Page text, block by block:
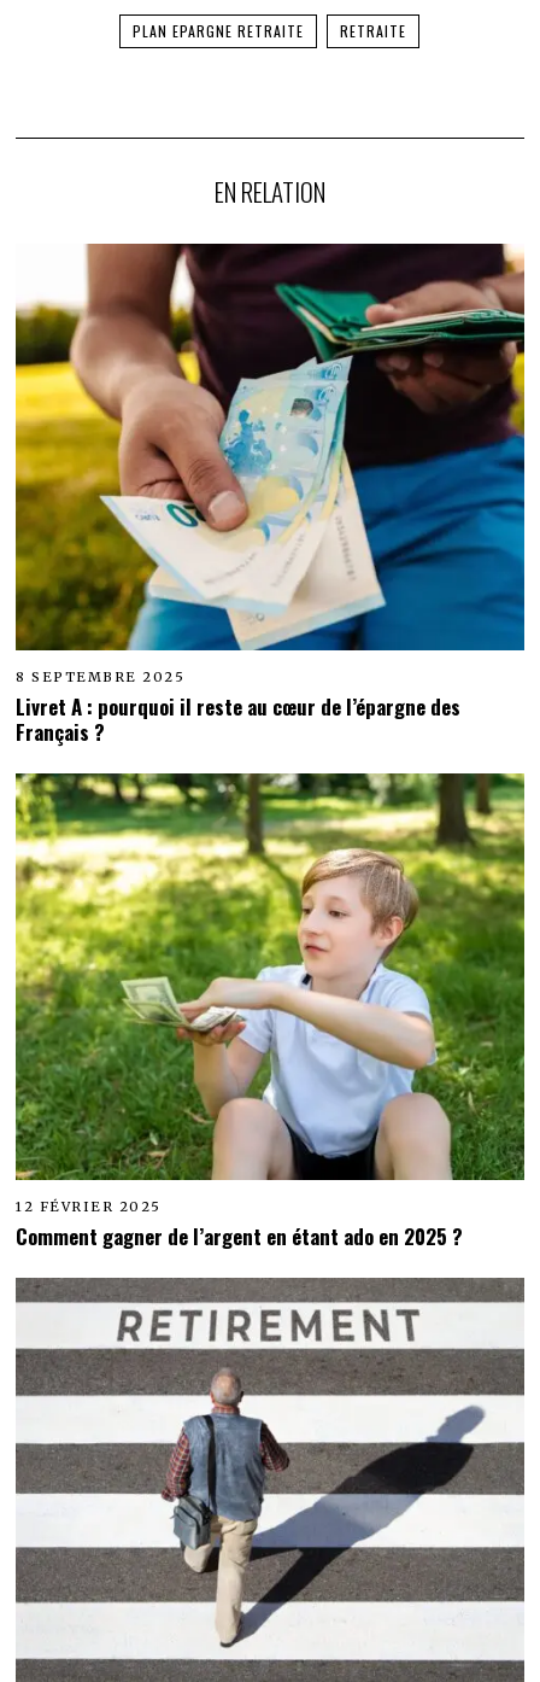
PLAN EPARGNE RETRAITE RETRAITE
EN RELATION
8 SEPTEMBRE 2025
Livret A : pourquoi il reste au cœur de l’épargne des
Français ?
12 FÉVRIER 2025
Comment gagner de l’argent en étant ado en 2025 ?